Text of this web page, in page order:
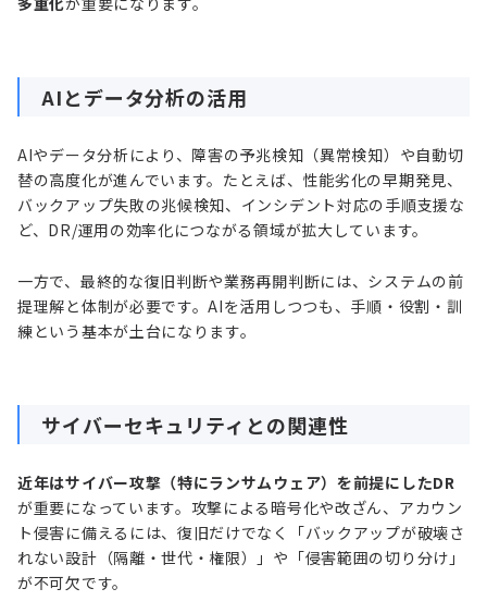
AIとデータ分析の活用
AIやデータ分析により、障害の予兆検知（異常検知）や自動切
替の高度化が進んでいます。たとえば、性能劣化の早期発見、
バックアップ失敗の兆候検知、インシデント対応の手順支援な
ど、DR/運用の効率化につながる領域が拡大しています。
一方で、最終的な復旧判断や業務再開判断には、システムの前
提理解と体制が必要です。AIを活用しつつも、手順・役割・訓
練という基本が土台になります。
サイバーセキュリティとの関連性
近年はサイバー攻撃（特にランサムウェア）を前提にしたDR
が重要になっています。攻撃による暗号化や改ざん、アカウン
ト侵害に備えるには、復旧だけでなく「バックアップが破壊さ
れない設計（隔離・世代・権限）」や「侵害範囲の切り分け」
が不可欠です。